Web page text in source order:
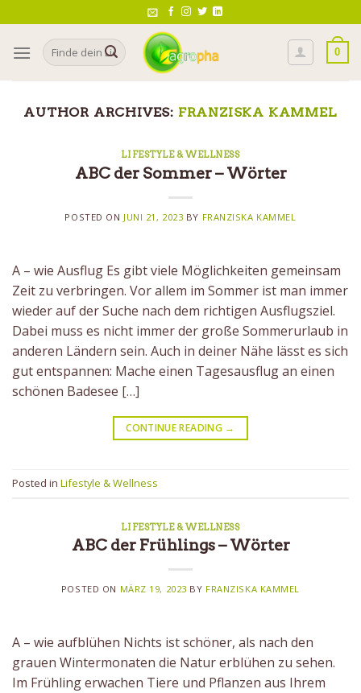
to
contentSearch
for:
0
AUTHOR ARCHIVES: FRANZISKA KAMMEL
LIFESTYLE & WELLNESS
ABC der Sommer – Wörter
POSTED ON JUNI 21, 2023 BY FRANZISKA KAMMEL
A – wie Ausflug Es gibt viele Möglichkeiten gemeinsam
Zeit zu verbringen. Vor allem im Sommer ist man immer
wieder auf der Suche nach dem richtigen Ausflugsziel.
Dabei muss es nicht immer der große Sommerurlaub in
anderen Ländern sein. Auch in deiner Nähe lässt es sich
gut entspannen: Mache einen Tagesausflug an einen
schönen Badesee […]
CONTINUE READING →
Posted in Lifestyle & Wellness
LIFESTYLE & WELLNESS
ABC der Frühlings – Wörter
POSTED ON MÄRZ 19, 2023 BY FRANZISKA KAMMEL
A – wie aufblühen Nichts ist schöner, als nach den
grauen Wintermonaten die Natur erblühen zu sehen.
Im Frühling erwachen Tiere und Pflanzen aus Ihrem